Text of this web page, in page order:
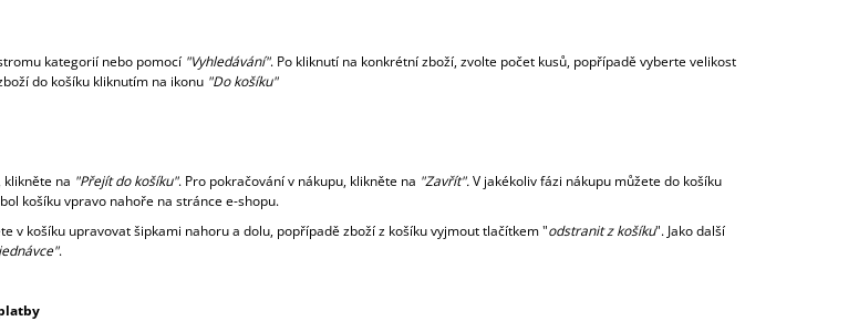
kategorií nebo pomocí "Vyhledávání". Po kliknutí na konkrétní zboží, zvolte počet kusů, popřípadě vyberte velikost
do košíku kliknutím na ikonu "Do košíku"
klikněte na "Přejít do košíku". Pro pokračování v nákupu, klikněte na "Zavřít".V jakékoliv fázi nákupu můžete do košíku
košíku vpravo nahoře na stránce e-shopu.
v košíku upravovat šipkami nahoru a dolu, popřípadě zboží z košíku vyjmout tlačítkem "odstranit z košíku". Jako další
.